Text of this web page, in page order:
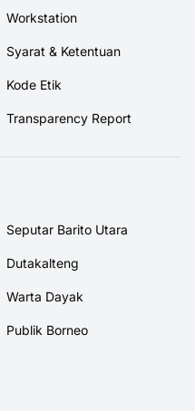
Workstation
Syarat & Ketentuan
Kode Etik
Transparency Report
Seputar Barito Utara
Dutakalteng
Warta Dayak
Publik Borneo